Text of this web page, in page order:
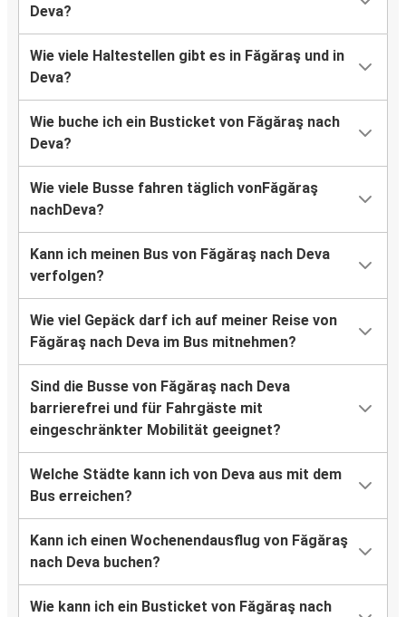
Deva?
Wie viele Haltestellen gibt es in Făgăraş und in
Deva?
Wie buche ich ein Busticket von Făgăraş nach
Deva?
Wie viele Busse fahren täglich vonFăgăraş
nachDeva?
Kann ich meinen Bus von Făgăraş nach Deva
verfolgen?
Wie viel Gepäck darf ich auf meiner Reise von
Făgăraş nach Deva im Bus mitnehmen?
Sind die Busse von Făgăraş nach Deva
barrierefrei und für Fahrgäste mit
eingeschränkter Mobilität geeignet?
Welche Städte kann ich von Deva aus mit dem
Bus erreichen?
Kann ich einen Wochenendausflug von Făgăraş
nach Deva buchen?
Wie kann ich ein Busticket von Făgăraş nach